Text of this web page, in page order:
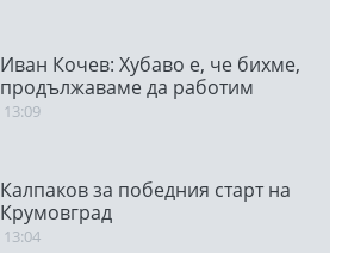
Иван Кочев: Хубаво е, че бихме,
продължаваме да работим
13:09
Калпаков за победния старт на
Крумовград
13:04